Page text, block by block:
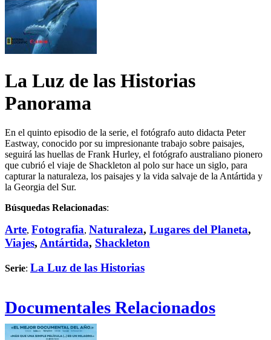
La Luz de las Historias
Panorama
En el quinto episodio de la serie, el fotógrafo auto didacta Peter
Eastway, conocido por su impresionante trabajo sobre paisajes,
seguirá las huellas de Frank Hurley, el fotógrafo australiano pionero
que cubrió el viaje de Shackleton al polo sur hace un siglo, para
capturar la naturaleza, los paisajes y la vida salvaje de la Antártida y
la Georgia del Sur.
Búsquedas Relacionadas:
Arte, Fotografia, Naturaleza, Lugares del Planeta,
Viajes, Antártida, Shackleton
Serie: La Luz de las Historias
Documentales Relacionados